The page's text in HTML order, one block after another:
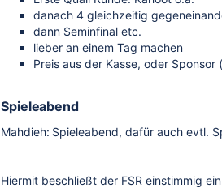
danach 4 gleichzeitig
dann Seminfinal etc.
lieber an einem Tag machen
Preis aus der Kasse, oder Sponsor
Spieleabend
Mahdieh: Spieleabend, dafür auch evtl.
Hiermit beschließt der FSR einstimmig